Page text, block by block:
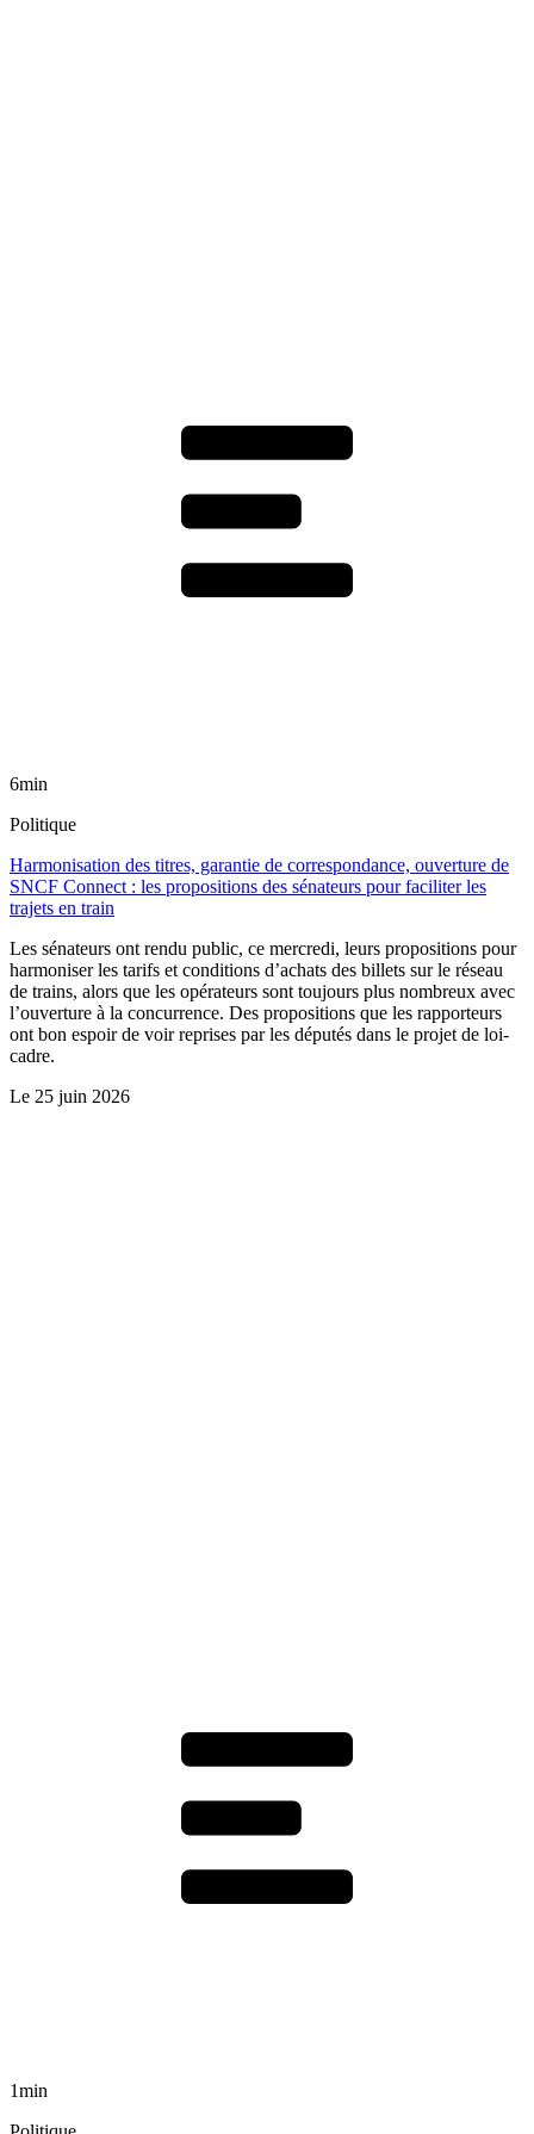
6min
Politique
Harmonisation des titres, garantie de correspondance, ouverture de
SNCF Connect : les propositions des sénateurs pour faciliter les
trajets en train
Les sénateurs ont rendu public, ce mercredi, leurs propositions pour
harmoniser les tarifs et conditions d’achats des billets sur le réseau
de trains, alors que les opérateurs sont toujours plus nombreux avec
l’ouverture à la concurrence. Des propositions que les rapporteurs
ont bon espoir de voir reprises par les députés dans le projet de loi-
cadre.
Le 25 juin 2026
1min